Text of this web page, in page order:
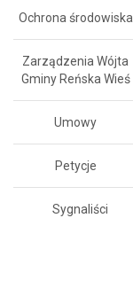
Ochrona środowiska
Zarządzenia Wójta
Gminy Reńska Wieś
Umowy
Petycje
Sygnaliści